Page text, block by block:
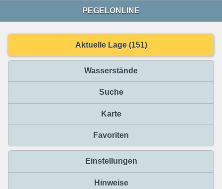
PEGELONLINE
Aktuelle Lage (151)
Wasserstände
Suche
Karte
Favoriten
Einstellungen
Hinweise